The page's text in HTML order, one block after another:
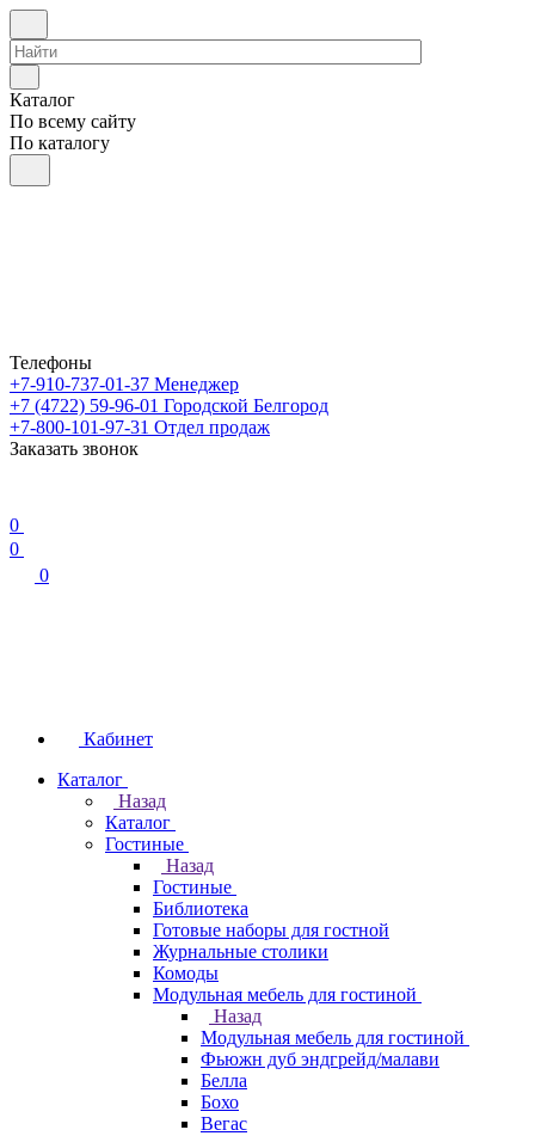
Каталог
По всему сайту
По каталогу
Телефоны
+7-910-737-01-37 Менеджер
+7 (4722) 59-96-01 Городской Белгород
+7-800-101-97-31 Отдел продаж
Заказать звонок
0
0
0
Кабинет
Каталог
Назад
Каталог
Гостиные
Назад
Гостиные
Библиотека
Готовые наборы для гостной
Журнальные столики
Комоды
Модульная мебель для гостиной
Назад
Модульная мебель для гостиной
Фьюжн дуб эндгрейд/малави
Белла
Бохо
Вегас